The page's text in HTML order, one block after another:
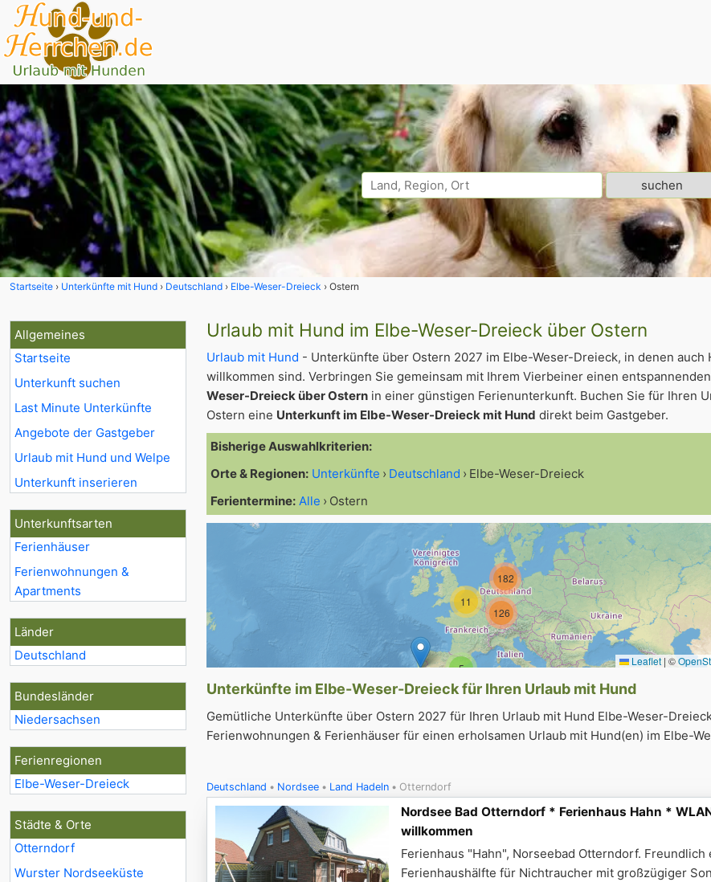
Startseite Unterkünfte mit Hund Deutschland Elbe-Weser-Dreieck Ostern
Allgemeines
Startseite
Unterkunft suchen
Last Minute Unterkünfte
Angebote der Gastgeber
Urlaub mit Hund und Welpe
Unterkunft inserieren
Unterkunftsarten
Ferienhäuser
Ferienwohnungen &
Apartments
Länder
Deutschland
Bundesländer
Niedersachsen
Ferienregionen
Elbe-Weser-Dreieck
Städte & Orte
Otterndorf
Wurster Nordseeküste
Urlaub mit Hund im Elbe-Weser-Dreieck über Ostern
Urlaub mit Hund - Unterkünfte über Ostern 2027 im Elbe-Weser-Dreieck, in denen auch
willkommen sind. Verbringen Sie gemeinsam mit Ihrem Vierbeiner einen entspannenden
Weser-Dreieck über Ostern in einer günstigen Ferienunterkunft. Buchen Sie für Ihren
Ostern eine Unterkunft im Elbe-Weser-Dreieck mit Hund direkt beim Gastgeber.
Bisherige Auswahlkriterien:
Orte & Regionen: Unterkünfte Deutschland
Elbe-Weser-Dreieck
Ferientermine: Alle Ostern
5
11
182
126
Leaflet | ©
Unterkünfte im Elbe-Weser-Dreieck für Ihren Urlaub mit Hund
Gemütliche Unterkünfte über Ostern 2027 für Ihren Urlaub mit Hund Elbe-Weser-
Ferienwohnungen & Ferienhäuser für einen erholsamen Urlaub mit Hund(en) im Elbe-
Deutschland Nordsee Land Hadeln Otterndorf
Nordsee Bad Otterndorf * Ferienhaus Hahn *
willkommen
Ferienhaus "Hahn", Norseebad Otterndorf.
Ferienhaushälfte für Nichtraucher mit großzügiger